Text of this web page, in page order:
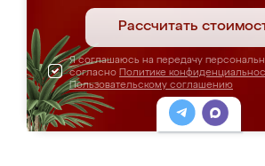
Рассчитать
Я соглашаюсь на передачу
согласно Политике
Пользовательскому соглашению